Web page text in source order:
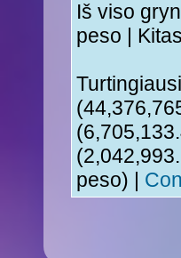
Iš viso
peso |
peso) |